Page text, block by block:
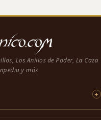
Los Anillos de Poder, La Caza
y más